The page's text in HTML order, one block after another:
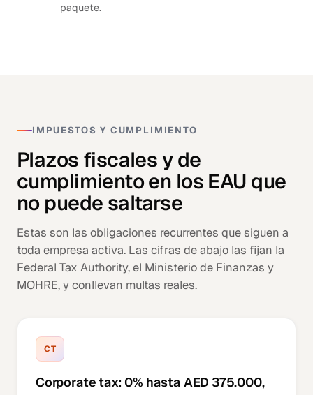
paquete.
IMPUESTOS Y CUMPLIMIENTO
Plazos fiscales y de
cumplimiento en los EAU que
no puede saltarse
Estas son las obligaciones recurrentes que siguen a
toda empresa activa. Las cifras de abajo las fijan la
Federal Tax Authority, el Ministerio de Finanzas y
MOHRE, y conllevan multas reales.
CT
Corporate tax: 0% hasta AED 375.000,